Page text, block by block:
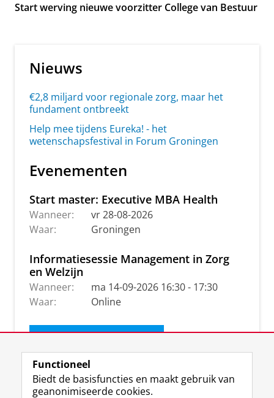
Start werving nieuwe voorzitter College van Bestuur
Nieuws
€2,8 miljard voor regionale zorg, maar het
fundament ontbreekt
Help mee tijdens Eureka! - het
wetenschapsfestival in Forum Groningen
Evenementen
Start master: Executive MBA Health
Wanneer:
vr 28-08-2026
Waar:
Groningen
Informatiesessie Management in Zorg
en Welzijn
Wanneer:
ma 14-09-2026 16:30 - 17:30
Waar:
Online
Ontvang de nieuwsbrief
Functioneel
Biedt de basisfuncties en maakt gebruik van
geanonimiseerde cookies.